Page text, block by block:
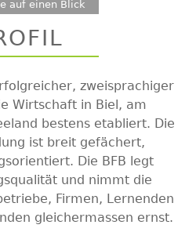
auf einen Blick
zweisprachiger
Wirtschaft in Biel, am
bestens etabliert. Die
ist breit gefächert,
Die BFB legt
und nimmt die
Firmen, Lernenden
gleichermassen ernst.